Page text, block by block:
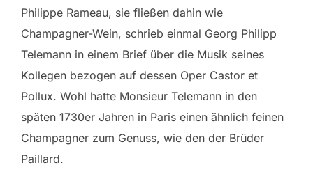
Philippe Rameau, sie fließen dahin wie
Champagner-Wein, schrieb einmal Georg Philipp
Telemann in einem Brief über die Musik seines
Kollegen bezogen auf dessen Oper Castor et
Pollux. Wohl hatte Monsieur Telemann in den
späten 1730er Jahren in Paris einen ähnlich feinen
Champagner zum Genuss, wie den der Brüder
Paillard.